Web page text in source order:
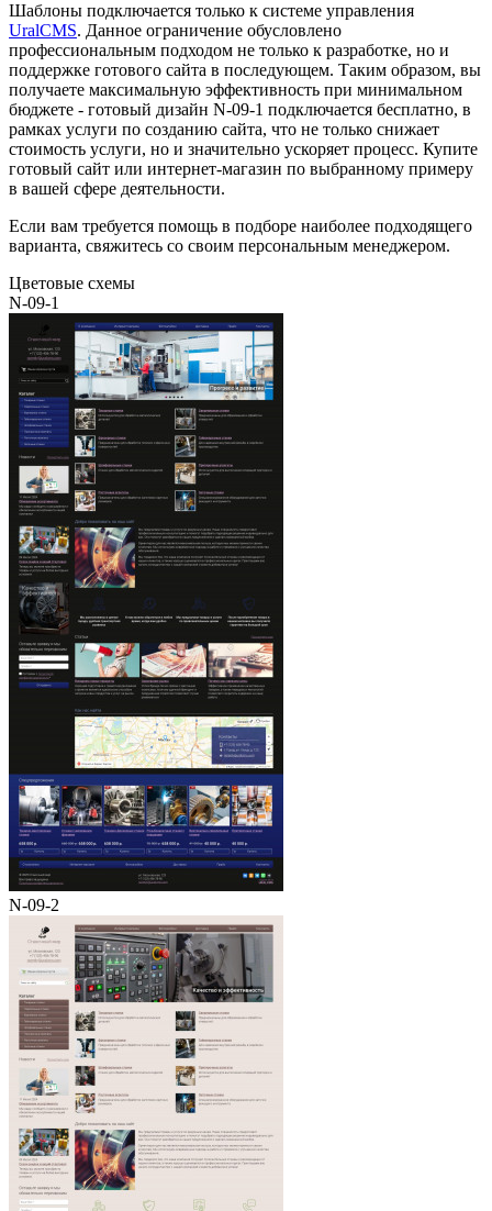
Шаблоны подключается только к системе управления
UralCMS. Данное ограничение обусловлено
профессиональным подходом не только к разработке, но и
поддержке готового сайта в последующем. Таким образом, вы
получаете максимальную эффективность при минимальном
бюджете - готовый дизайн N-09-1 подключается бесплатно, в
рамках услуги по созданию сайта, что не только снижает
стоимость услуги, но и значительно ускоряет процесс. Купите
готовый сайт или интернет-магазин по выбранному примеру
в вашей сфере деятельности.
Если вам требуется помощь в подборе наиболее подходящего
варианта, свяжитесь со своим персональным менеджером.
Цветовые схемы
N-09-1
N-09-2